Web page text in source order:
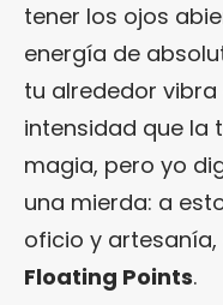
tener los ojos
energía de
tu alrededor
intensidad que la
magia, pero yo
una mierda: a
oficio y artesanía,
Floating Points.